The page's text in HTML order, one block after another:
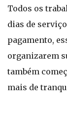
Todos os
dias de
pagamento,
organizarem
também
mais de